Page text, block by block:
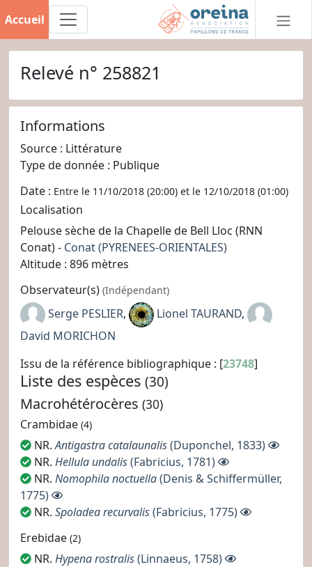
Accueil
Relevé n° 258821
Informations
Source : Littérature
Type de donnée : Publique
Date : Entre le 11/10/2018 (20:00) et le 12/10/2018 (01:00)
Localisation
Pelouse sèche de la Chapelle de Bell Lloc (RNN
Conat) - Conat(PYRENEES-ORIENTALES)
Altitude : 896 mètres
Observateur(s) (Indépendant)
Serge PESLIER, Lionel TAURAND,
David MORICHON
Issu de la référence bibliographique : [23748]
Liste des espèces (30)
Macrohétérocères (30)
Crambidae (4)
NR.Antigastra catalaunalis(Duponchel, 1833)
NR. Hellula undalis(Fabricius, 1781)
NR. Nomophila noctuella(Denis & Schiffermüller,
1775)
NR. Spoladea recurvalis(Fabricius, 1775)
Erebidae (2)
NR. Hypena rostralis(Linnaeus, 1758)